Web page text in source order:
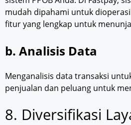
mudah dipahami untuk
fitur yang lengkap untuk
b. Analisis Data
Menganalisis data transaksi
penjualan dan peluang untuk
8. Diversifikasi